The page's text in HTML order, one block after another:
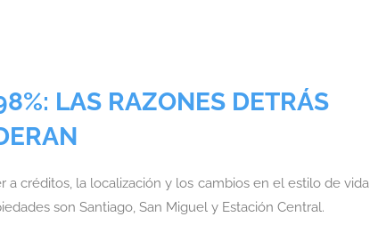
LAS RAZONES DETRÁS
créditos, la localización y los cambios en el estilo de vida
son Santiago, San Miguel y Estación Central.